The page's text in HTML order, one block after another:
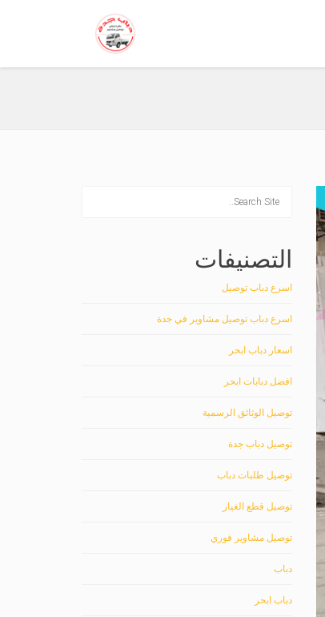
التصنيفات
اسرع دباب توصيل
اسرع دباب توصيل مشاوير في جدة
اسعار دباب ابحر
افضل دبابات ابحر
توصيل الوثائق الرسمية
توصيل دباب جدة
توصيل طلبات دباب
توصيل قطع الغيار
توصيل مشاوير فوري
دباب
دباب ابحر